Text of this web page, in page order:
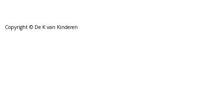
Copyright © De K van Kinderen